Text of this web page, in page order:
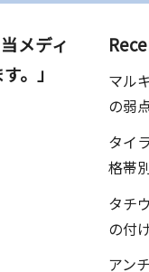
メディ
。」
マル
の弱
タイ
格帯
タチ
の付
アン